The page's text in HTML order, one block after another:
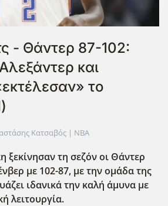
- Θάντερ 87-102:
και
το
Κατσαβός | NBA
ξεκίνησαν τη σεζόν οι Θάντερ
με 102-87, με την ομάδα της
ιδανικά την καλή άμυνα με
λειτουργία.